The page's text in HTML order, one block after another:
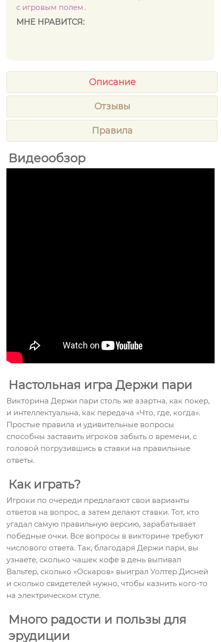
с игровым полем
МНЕ НРАВИТСЯ:
Описание
Отзывы
Правила
Видеообзор
Настольная игра Держи пари
Викторина Держи пари столь же азартна, как покер,
и интеллектуальна, как передача «Что, где, когда».
Простые правила и удивительные вопросы
способны заставить игроков забыть о времени, с
головой погрузившись в ставки на правильные
ответы.
Как играть?
Игроки по очереди предлагают свои варианты
ответов на вопрос, а затем делают ставки. Тот, кто
угадал самую правильную версию, зарабатывает
победные очки. Все вопросы в викторине требуют
числового ответа. Так, благодаря Держи пари, вы
узнаете, сколько чашек кофе в день выпивал
Вальтер, сколько «Оскаров» выиграл Уолтер Дисней
и сколько свидетелей нужно, чтобы казнить кого-то
на электрическом стуле.
Много радости и пользы для
эрудиции